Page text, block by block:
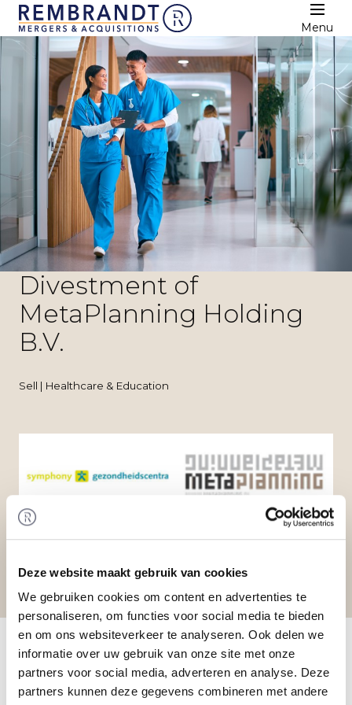
Deze website maakt gebruik van cookies
We gebruiken cookies om content en advertenties te
personaliseren, om functies voor social media te bieden
en om ons websiteverkeer te analyseren. Ook delen we
informatie over uw gebruik van onze site met onze
partners voor social media, adverteren en analyse. Deze
partners kunnen deze gegevens combineren met andere
Menu
Divestment of
MetaPlanning Holding
B.V.
Sell | Healthcare & Education
Home Transactions
/ Divestment of
MetaPlanning Holding B.V.
Transaction
Between Investeringsgroep B.V. (Symphony) has